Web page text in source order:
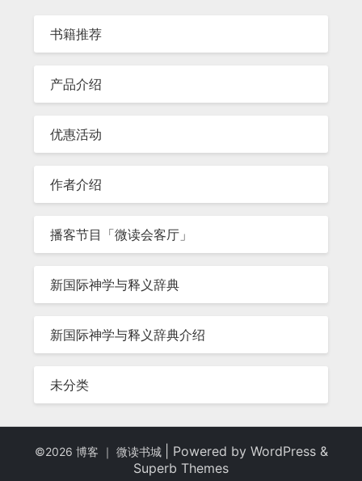
书籍推荐
产品介绍
优惠活动
作者介绍
播客节目「微读会客厅」
新国际神学与释义辞典
新国际神学与释义辞典介绍
未分类
©2026 博客 ｜ 微读书城 | Powered by WordPress&
Superb Themes